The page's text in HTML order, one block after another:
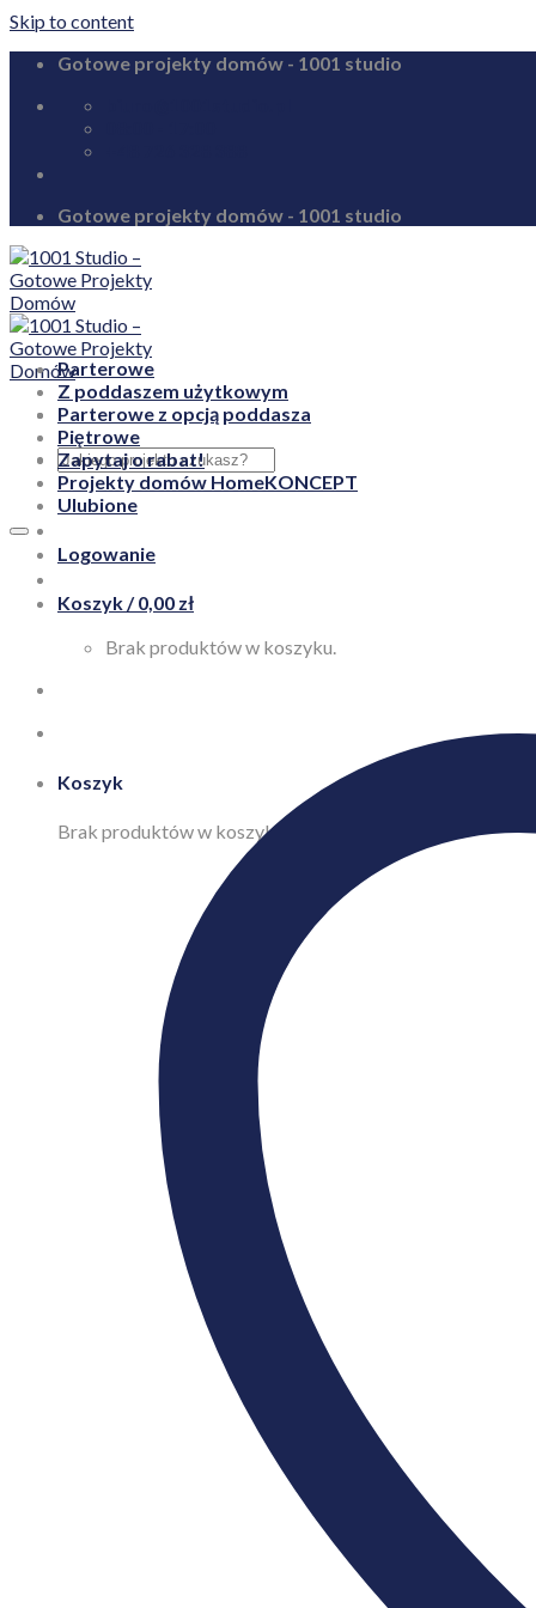
Skip to content
Gotowe projekty domów - 1001 studio
Gotowe projekty domów - 1001 studio
Ulubione
Logowanie
Koszyk /0,00 zł
Brak produktów w koszyku.
Koszyk
Brak produktów w koszyku.
Parterowe
Z poddaszem użytkowym
Parterowe z opcją poddasza
Piętrowe
Zapytaj o rabat!
Projekty domów HomeKONCEPT